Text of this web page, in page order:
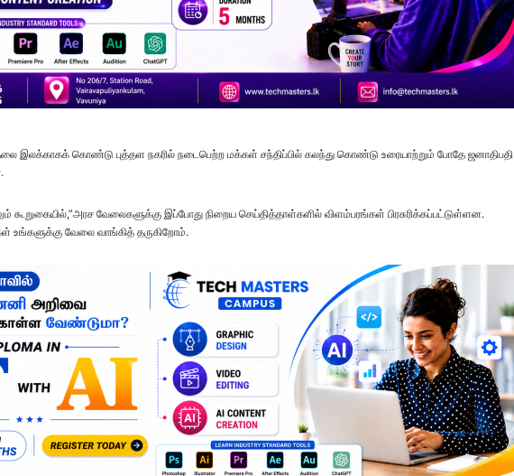
இலக்காகக் கொண்டு புத்தள நகரில் நடைபெற்ற மக்கள் சந்திப்பில் கலந்து கொண்டு உரையாற்றும் போதே ஜனாதிபதி
கூறுகையில்,”அரச வேலைகளுக்கு இப்போது நிறைய செய்தித்தாள்களில் விளம்பரங்கள் பிரசுரிக்கப்பட்டுள்ளன.
உங்களுக்கு வேலை வாங்கித் தருகிறோம்.